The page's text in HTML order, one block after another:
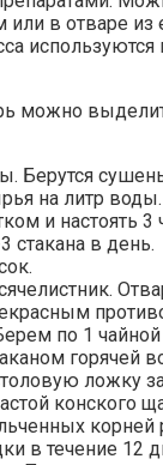
в отваре из
можно
Берутся
на литр воды.
и настоять
стакана в день.
по 1
горячей
ложку
конского
корней
в течение 12